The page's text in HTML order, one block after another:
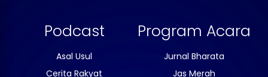
Podcast
Asal Usul
Cerita Rakyat
Program Acara
Jurnal Bharata
Jas Merah